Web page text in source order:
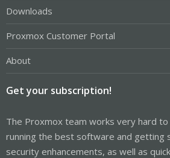
Downloads
Proxmox Customer Portal
About
Get your subscription!
The Proxmox team works very hard
running the best software and getting
security enhancements, as well as